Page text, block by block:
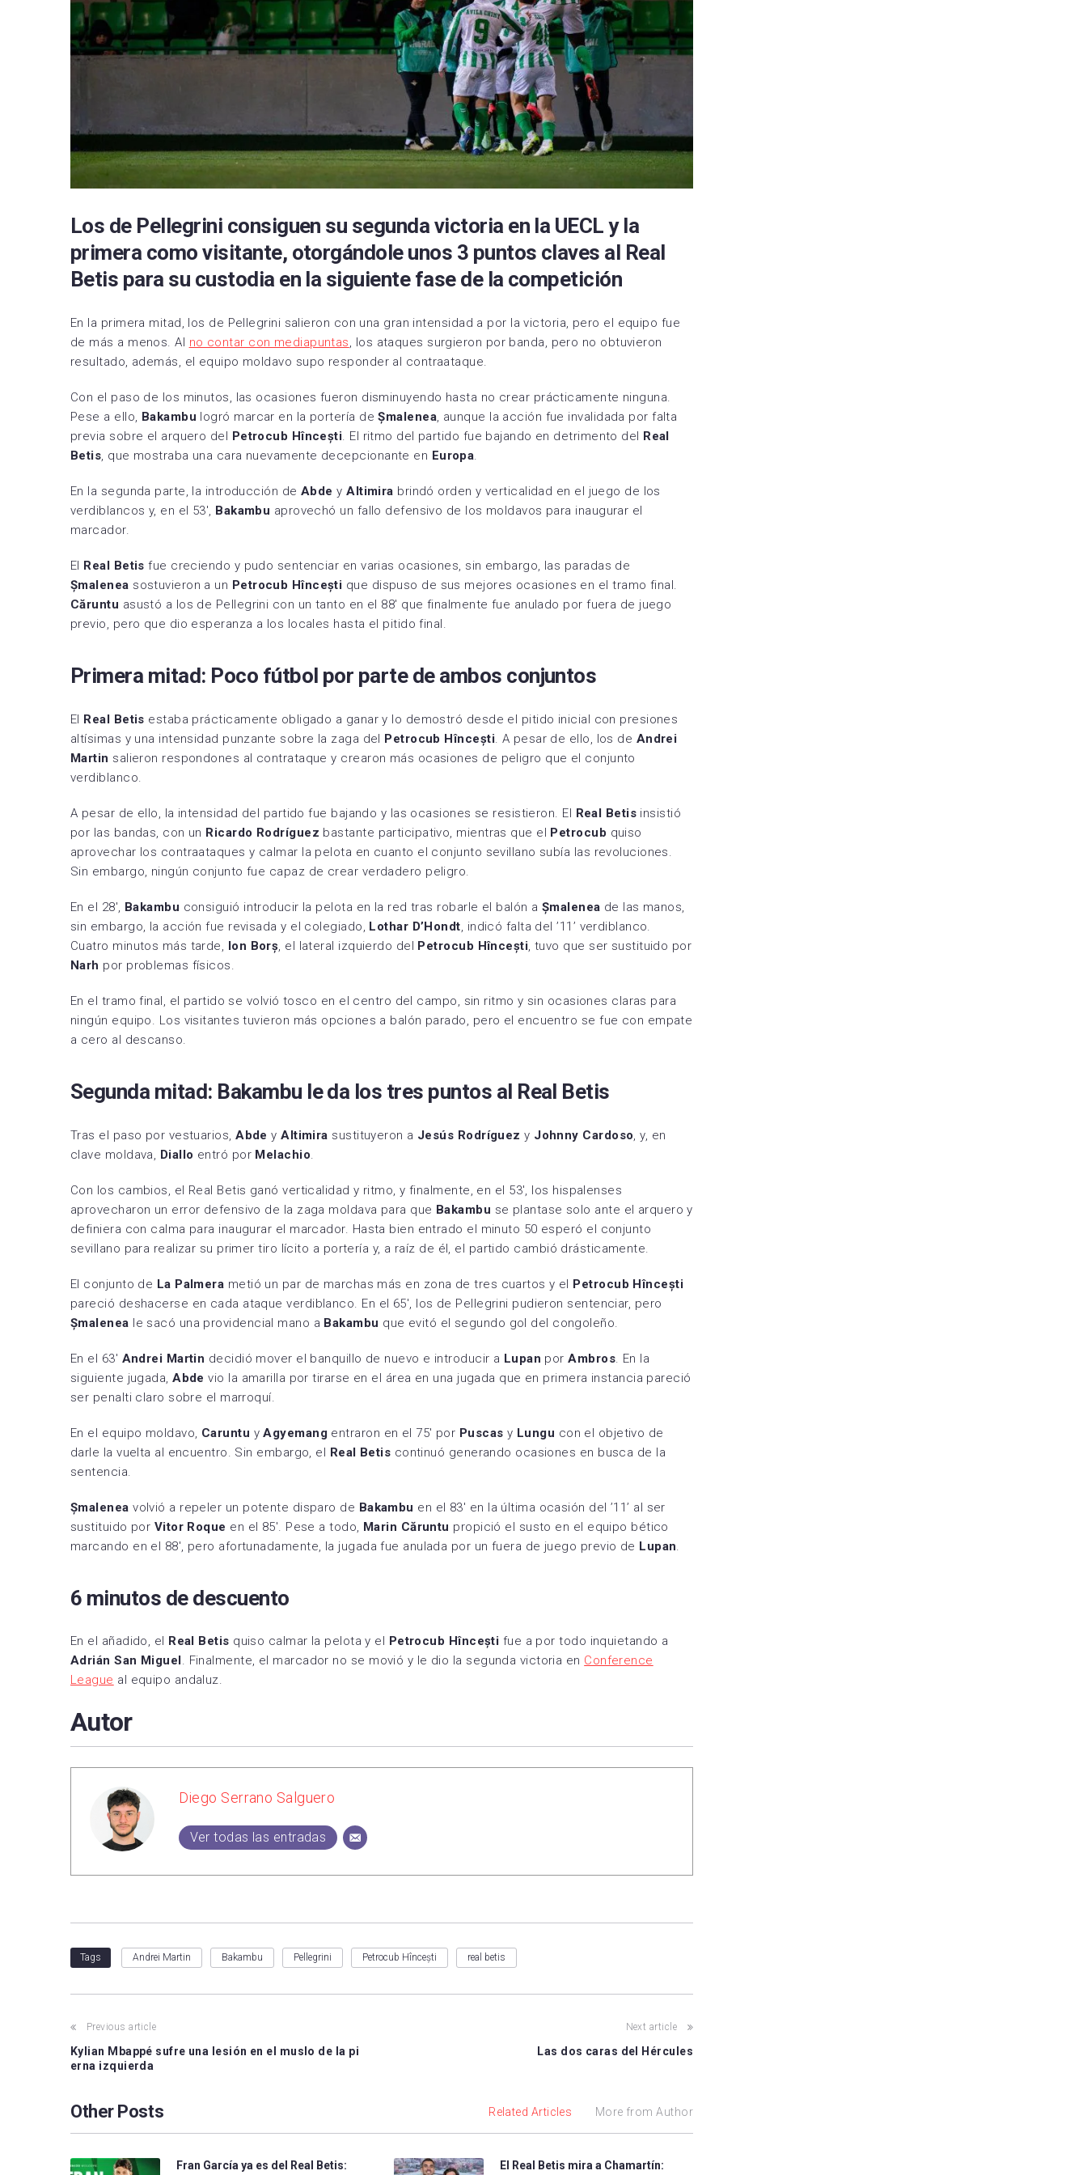
RCD Espanyol
Sevilla FC
SD Huesca
FC Cartagena
Elche CF
RC Deportivo
RC Deportivo Fabril
RS Gimnástica de
Torrelevega
Racing Club Villalbés
Rayo Cantabria
Real Oviedo Vetusta
Real Valladolid
UP Langreo
CD Tudelano
CD Valles de Egües
Deportivo Alavés B
Naxara CD
Real Sociedad CF C
Deportivo Aragón
SD Gernika Club
UD Barbastro
UD Logroñés
Los de Pellegrini consiguen su segunda victoria en la UECL y la
primera como visitante, otorgándole unos 3 puntos claves al Real
Betis para su custodia en la siguiente fase de la competición
En la primera mitad, los de Pellegrini salieron con una gran intensidad a por la victoria, pero el equipo fue
de más a menos. Al no contar con mediapuntas, los ataques surgieron por banda, pero no obtuvieron
resultado, además, el equipo moldavo supo responder al contraataque.
Con el paso de los minutos, las ocasiones fueron disminuyendo hasta no crear prácticamente ninguna.
Pese a ello, Bakambu logró marcar en la portería deȘmalenea, aunque la acción fue invalidada por falta
previa sobre el arquero del Petrocub Hîncești. El ritmo del partido fue bajando en detrimento del Real
Betis, que mostraba una cara nuevamente decepcionante en Europa.
En la segunda parte, la introducción de AbdeyAltimira brindó orden y verticalidad en el juego de los
verdiblancos y, en el 53′, Bakambu aprovechó un fallo defensivo de los moldavos para inaugurar el
marcador.
El Real Betis fue creciendo y pudo sentenciar en varias ocasiones, sin embargo, las paradas de
Șmalenea sostuvieron a un Petrocub Hîncești que dispuso de sus mejores ocasiones en el tramo final.
Căruntu asustó a los de Pellegrini con un tanto en el 88′ que finalmente fue anulado por fuera de juego
previo, pero que dio esperanza a los locales hasta el pitido final.
Primera mitad: Poco fútbol por parte de ambos conjuntos
El Real Betis estaba prácticamente obligado a ganar y lo demostró desde el pitido inicial con presiones
altísimas y una intensidad punzante sobre la zaga del Petrocub Hîncești. A pesar de ello, los de Andrei
Martin salieron respondones al contrataque y crearon más ocasiones de peligro que el conjunto
verdiblanco.
A pesar de ello, la intensidad del partido fue bajando y las ocasiones se resistieron. El Real Betis insistió
por las bandas, con un Ricardo Rodríguez bastante participativo, mientras que el Petrocub quiso
aprovechar los contraataques y calmar la pelota en cuanto el conjunto sevillano subía las revoluciones.
Sin embargo, ningún conjunto fue capaz de crear verdadero peligro.
En el 28′, Bakambu consiguió introducir la pelota en la red tras robarle el balón a Șmalenea de las manos,
sin embargo, la acción fue revisada y el colegiado, Lothar D’Hondt, indicó falta del ’11’ verdiblanco.
Cuatro minutos más tarde, Ion Borș, el lateral izquierdo del Petrocub Hîncești, tuvo que ser sustituido por
Narh por problemas físicos.
En el tramo final, el partido se volvió tosco en el centro del campo, sin ritmo y sin ocasiones claras para
ningún equipo. Los visitantes tuvieron más opciones a balón parado, pero el encuentro se fue con empate
a cero al descanso.
Segunda mitad: Bakambu le da los tres puntos al Real Betis
Tras el paso por vestuarios,AbdeyAltimira sustituyeron a Jesús Rodríguez y Johnny Cardoso , y, en
clave moldava, Diallo entró por Melachio
Con los cambios, el Real Betis ganó verticalidad y ritmo, y finalmente, en el 53′, los hispalenses
aprovecharon un error defensivo de la zaga moldava para que Bakambu se plantase solo ante el arquero y
definiera con calma para inaugurar el marcador. Hasta bien entrado el minuto 50 esperó el conjunto
sevillano para realizar su primer tiro lícito a portería y, a raíz de él, el partido cambió drásticamente.
El conjunto de La Palmera metió un par de marchas más en zona de tres cuartos y el Petrocub Hîncești
pareció deshacerse en cada ataque verdiblanco. En el 65′, los de Pellegrini pudieron sentenciar, pero
Șmalenea le sacó una providencial mano a Bakambu que evitó el segundo gol del congoleño.
En el 63′ Andrei Martin decidió mover el banquillo de nuevo e introducir a Lupan porAmbros. En la
siguiente jugada,Abdevio la amarilla por tirarse en el área en una jugada que en primera instancia pareció
ser penalti claro sobre el marroquí.
En el equipo moldavo, Caruntu yAgyemang entraron en el 75′ por Puscas y Lungu con el objetivo de
darle la vuelta al encuentro. Sin embargo, el Real Betis continuó generando ocasiones en busca de la
sentencia.
Șmalenea volvió a repeler un potente disparo de Bakambu en el 83′ en la última ocasión del ’11’ al ser
sustituido por Vitor Roque en el 85′. Pese a todo, Marin Căruntu propició el susto en el equipo bético
marcando en el 88′, pero afortunadamente, la jugada fue anulada por un fuera de juego previo de Lupan
6 minutos de descuento
En el añadido, el Real Betis quiso calmar la pelota y el Petrocub Hîncești fue a por todo inquietando a
Adrián San Miguel . Finalmente, el marcador no se movió y le dio la segunda victoria en Conference
League al equipo andaluz.
Autor
Diego Serrano Salguero
Ver todas las entradas
Tags Andrei Martin Bakambu Pellegrini Petrocub Hîncești real betis
Previous article
Kylian Mbappé sufre una lesión en el muslo de la pi
erna izquierda
Next article
Las dos caras del Hércules
Other Posts Related Articles More from Author
Fran García ya es del Real Betis:
El Real Betis mira a Chamartín: